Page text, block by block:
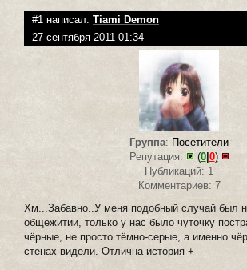
#1 написал: Tiami Demon
27 сентября 2011 01:34
Группа: Посетители
Репутация:
(0|0)
Публикаций: 1
Комментариев: 7
Хм...Забавно..У меня подобный случай был
общежитии, только у нас было чуточку
чёрные, не просто тёмно-серые, а именно
стенах видели. Отлична история +